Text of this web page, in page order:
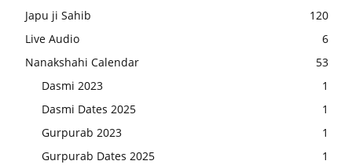
Japu ji Sahib
120
Live Audio
6
Nanakshahi Calendar
53
Dasmi 2023
1
Dasmi Dates 2025
1
Gurpurab 2023
1
Gurpurab Dates 2025
1